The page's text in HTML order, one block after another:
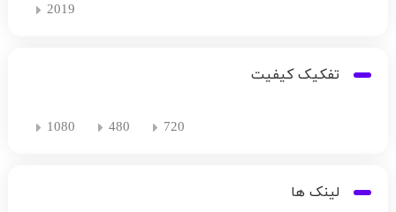
2019
تفکیک کیفیت
1080 480 720
لینک ها